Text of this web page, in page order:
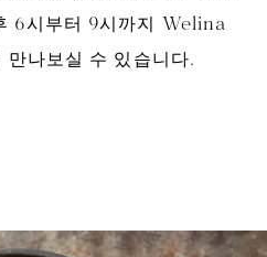
6시부터 9시까지 Welina
나보실 수 있습니다.